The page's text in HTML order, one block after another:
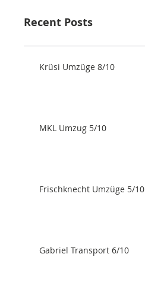
Recent Posts
Krüsi Umzüge 8/10
MKL Umzug 5/10
Frischknecht Umzüge 5/10
Gabriel Transport 6/10